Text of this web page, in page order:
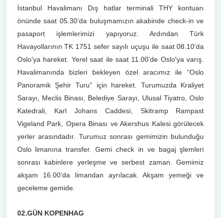
İstanbul Havalimanı Dış hatlar terminali THY kontuarı
önünde saat 05.30’da buluşmamızın akabinde check-in ve
pasaport işlemlerimizi yapıyoruz. Ardından Türk
Havayollarının TK 1751 sefer sayılı uçuşu ile saat 08.10’da
Oslo'ya hareket. Yerel saat ile saat 11.00’de Oslo'ya varış.
Havalimanında bizleri bekleyen özel aracımız ile “Oslo
Panoramik Şehir Turu” için hareket. Turumuzda Kraliyet
Sarayı, Meclis Binası, Belediye Sarayı, Ulusal Tiyatro, Oslo
Katedrali, Karl Johans Caddesi, Skitramp Rampast
Vigeland Park, Opera Binası ve Akershus Kalesi görülecek
yerler arasındadır. Turumuz sonrası gemimizin bulunduğu
Oslo limanına transfer. Gemi check in ve bagaj şlemleri
sonrası kabinlere yerleşme ve serbest zaman. Gemimiz
akşam 16.00’da limandan ayrılacak. Akşam yemeği ve
geceleme gemide.
02.GÜN KOPENHAG